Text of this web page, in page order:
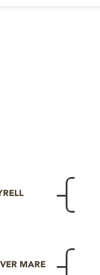
MARE